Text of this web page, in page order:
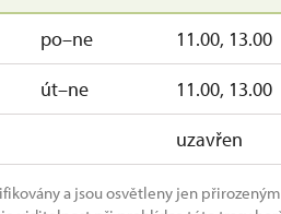
po–ne
11.00, 13.00
út–ne
11.00, 13.00
uzavřen
a jsou osvětleny jen